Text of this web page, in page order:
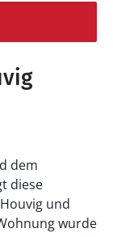
dem
diese
und
wurde